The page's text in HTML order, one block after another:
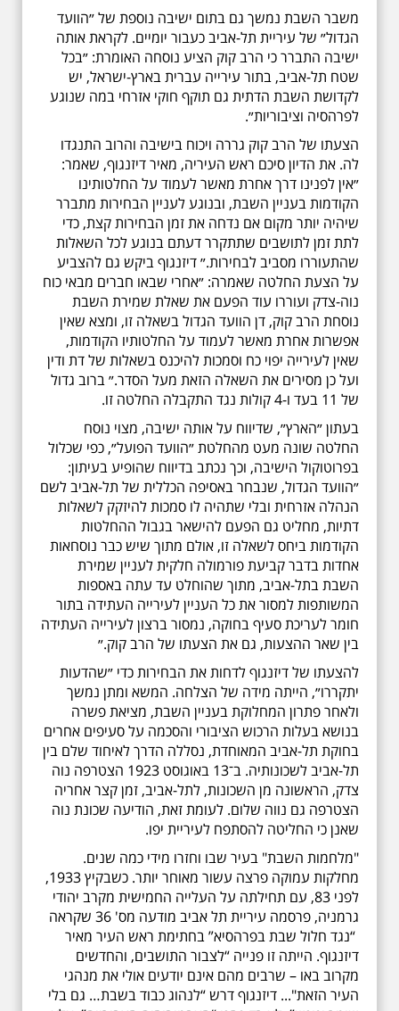
משבר השבת נמשך גם בתום ישיבה נוספת של ״הוועד
הגדול״ של עיריית תל-אביב כעבור יומיים. לקראת אותה
ישיבה התברר כי הרב קוק הציע נוסחה האומרת: ״בכל
שטח תל-אביב, בתור עירייה עברית בארץ-ישראל, יש
לקדושת השבת הדתית גם תוקף חוקי אזרחי במה שנוגע
לפרהסיה וציבוריות״.
הצעתו של הרב קוק גררה ויכוח בישיבה והרוב התנגדו
לה. את הדיון סיכם ראש העיריה, מאיר דיזנגוף, שאמר:
״אין לפנינו דרך אחרת מאשר לעמוד על החלטותינו
הקודמות בעניין השבת, ובנוגע לעניין הבחירות מתברר
שיהיה יותר מקום אם נדחה את זמן הבחירות קצת, כדי
לתת זמן לתושבים שתתקרר דעתם בנוגע לכל השאלות
שהתעוררו מסביב לבחירות.״ דיזנגוף ביקש גם להצביע
על הצעת החלטה שאמרה: ״אחרי שבאו חברים מבאי כוח
נוה-צדק ועוררו עוד הפעם את שאלת שמירת השבת
נוסחת הרב קוק, דן הוועד הגדול בשאלה זו, ומצא שאין
אפשרות אחרת מאשר לעמוד על החלטותיו הקודמות,
שאין לעירייה יפוי כח וסמכות להיכנס בשאלות של דת ודין
ועל כן מסירים את השאלה הזאת מעל הסדר.״ ברוב גדול
של 11 בעד ו-4 קולות נגד התקבלה החלטה זו.
בעתון ״הארץ״, שדיווח על אותה ישיבה, מצוי נוסח
החלטה שונה מעט מהחלטת ״הוועד הפועל״, כפי שכלול
בפרוטוקול הישיבה, וכך נכתב בדיווח שהופיע בעיתון:
״הוועד הגדול, שנבחר באסיפה הכללית של תל-אביב לשם
הנהלה אזרחית ובלי שתהיה לו סמכות להיזקק לשאלות
דתיות, מחליט גם הפעם להישאר בגבול ההחלטות
הקודמות ביחס לשאלה זו, אולם מתוך שיש כבר נוסחאות
אחדות בדבר קביעת פורמולה חלקית לעניין שמירת
השבת בתל-אביב, מתוך שהוחלט עד עתה באספות
המשותפות למסור את כל העניין לעירייה העתידה בתור
חומר לעריכת סעיף בחוקה, נמסור ברצון לעירייה העתידה
בין שאר ההצעות, גם את הצעתו של הרב קוק.״
להצעתו של דיזנגוף לדחות את הבחירות כדי ״שהדעות
יתקררו״, הייתה מידה של הצלחה. המשא ומתן נמשך
ולאחר פתרון המחלוקת בעניין השבת, מציאת פשרה
בנושא בעלות הרכוש הציבורי והסכמה על סעיפים אחרים
בחוקת תל-אביב המאוחדת, נסללה הדרך לאיחוד שלם בין
תל-אביב לשכונותיה. ב־13 באוגוסט 1923 הצטרפה נוה
צדק, הראשונה מן השכונות, לתל-אביב, זמן קצר אחריה
הצטרפה גם נווה שלום. לעומת זאת, הודיעה שכונת נוה
שאנן כי החליטה להסתפח לעיריית יפו.
"מלחמות השבת" בעיר שבו וחזרו מידי כמה שנים.
מחלקות עמוקה פרצה עשור מאוחר יותר. כשבקיץ 1933,
לפני 83, עם תחילתה על העלייה החמישית מקרב יהודי
גרמניה, פרסמה עיריית תל אביב מודעה מס' 36 שקראה
“נגד חלול שבת בפרהסיא” בחתימת ראש העיר מאיר
דיזנגוף. הייתה זו פנייה “לצבור התושבים, והחדשים
מקרוב באו – שרבים מהם אינם יודעים אולי את מנהגי
העיר הזאת"... דיזנגוף דרש “לנהוג כבוד בשבת… גם בלי